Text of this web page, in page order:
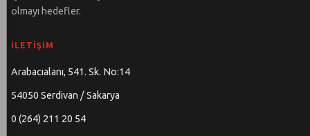
olmayı hedefler.
İLETIŞIM
Arabacıalanı, 541. Sk. No:14
54050 Serdivan / Sakarya
0 (264) 211 20 54